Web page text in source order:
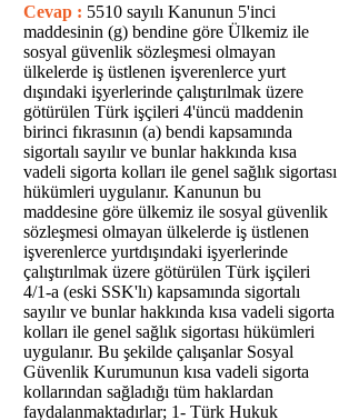
Cevap : 5510 sayılı Kanunun 5'inci
maddesinin (g) bendine göre Ülkemiz ile
sosyal güvenlik sözleşmesi olmayan
ülkelerde iş üstlenen işverenlerce yurt
dışındaki işyerlerinde çalıştırılmak üzere
götürülen Türk işçileri 4'üncü maddenin
birinci fıkrasının (a) bendi kapsamında
sigortalı sayılır ve bunlar hakkında kısa
vadeli sigorta kolları ile genel sağlık sigortası
hükümleri uygulanır. Kanunun bu
maddesine göre ülkemiz ile sosyal güvenlik
sözleşmesi olmayan ülkelerde iş üstlenen
işverenlerce yurtdışındaki işyerlerinde
çalıştırılmak üzere götürülen Türk işçileri
4/1-a (eski SSK'lı) kapsamında sigortalı
sayılır ve bunlar hakkında kısa vadeli sigorta
kolları ile genel sağlık sigortası hükümleri
uygulanır. Bu şekilde çalışanlar Sosyal
Güvenlik Kurumunun kısa vadeli sigorta
kollarından sağladığı tüm haklardan
faydalanmaktadırlar; 1- Türk Hukuk